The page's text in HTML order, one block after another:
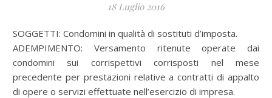
18 Luglio 2016
SOGGETTI: Condomini in qualità di sostituti d’imposta.
ADEMPIMENTO: Versamento ritenute operate dai
condomini sui corrispettivi corrisposti nel mese
precedente per prestazioni relative a contratti di appalto
di opere o servizi effettuate nell’esercizio di impresa.